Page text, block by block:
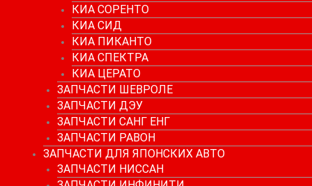
КИА СОРЕНТО
КИА СИД
КИА ПИКАНТО
КИА СПЕКТРА
КИА ЦЕРАТО
ЗАПЧАСТИ ШЕВРОЛЕ
ЗАПЧАСТИ ДЭУ
ЗАПЧАСТИ САНГ ЕНГ
ЗАПЧАСТИ РАВОН
ЗАПЧАСТИ ДЛЯ ЯПОНСКИХ АВТО
ЗАПЧАСТИ НИССАН